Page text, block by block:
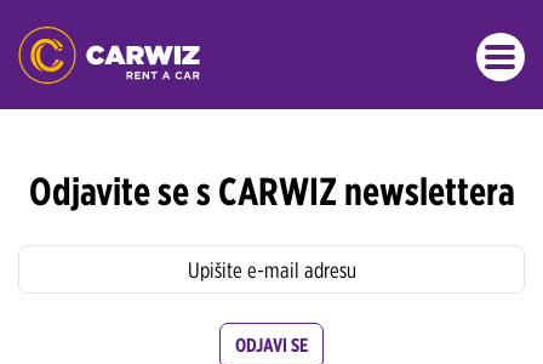
Odjavite se s CARWIZ newslettera
ODJAVI SE